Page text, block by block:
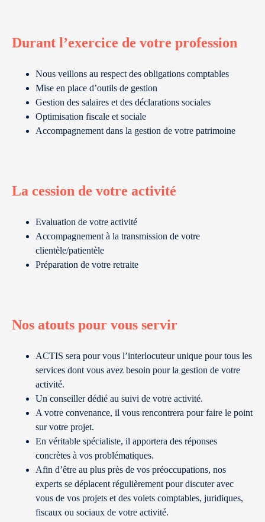
Durant l’exercice de votre profession
Nous veillons au respect des obligations comptables
Mise en place d’outils de gestion
Gestion des salaires et des déclarations sociales
Optimisation fiscale et sociale
Accompagnement dans la gestion de votre patrimoine
La cession de votre activité
Evaluation de votre activité
Accompagnement à la transmission de votre
clientèle/patientèle
Préparation de votre retraite
Nos atouts pour vous servir
ACTIS sera pour vous l’interlocuteur unique pour tous les
services dont vous avez besoin pour la gestion de votre
activité.
Un conseiller dédié au suivi de votre activité.
A votre convenance, il vous rencontrera pour faire le point
sur votre projet.
En véritable spécialiste, il apportera des réponses
concrètes à vos problématiques.
Afin d’être au plus près de vos préoccupations, nos
experts se déplacent régulièrement pour discuter avec
vous de vos projets et des volets comptables, juridiques,
fiscaux ou sociaux de votre activité.